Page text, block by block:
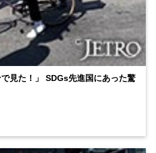
見た！」 SDGs先進国にあった驚